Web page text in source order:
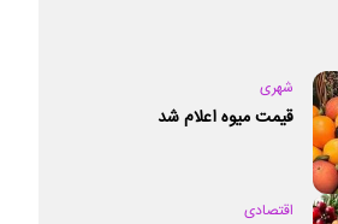
شهری
قیمت میوه اعلام شد
اقتصادی